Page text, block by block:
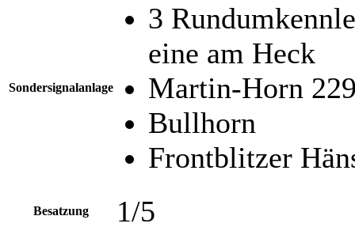
Sondersignalanlage
3
eine am Heck
Martin-Horn
Bullhorn
Frontblitzer
Besatzung 1/5